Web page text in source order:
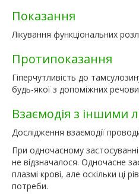
Показання
Лікування функціональних
Протипоказання
Гіперчутливість до
будь-якої з допоміжних
Взаємодія з іншими
Дослідження взаємодії
При одночасному
не відзначалося. Одночасне
плазмі крові, але оскільки ці
потреби.